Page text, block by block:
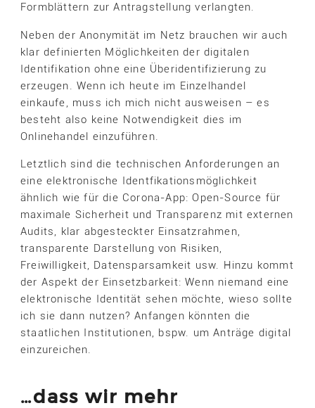
Formblättern zur Antragstellung verlangten.
Neben der Anonymität im Netz brauchen wir auch
klar definierten Möglichkeiten der digitalen
Identifikation ohne eine Überidentifizierung zu
erzeugen. Wenn ich heute im Einzelhandel
einkaufe, muss ich mich nicht ausweisen – es
besteht also keine Notwendigkeit dies im
Onlinehandel einzuführen.
Letztlich sind die technischen Anforderungen an
eine elektronische Identfikationsmöglichkeit
ähnlich wie für die Corona-App: Open-Source für
maximale Sicherheit und Transparenz mit externen
Audits, klar abgesteckter Einsatzrahmen,
transparente Darstellung von Risiken,
Freiwilligkeit, Datensparsamkeit usw. Hinzu kommt
der Aspekt der Einsetzbarkeit: Wenn niemand eine
elektronische Identität sehen möchte, wieso sollte
ich sie dann nutzen? Anfangen könnten die
staatlichen Institutionen, bspw. um Anträge digital
einzureichen.
…dass wir mehr